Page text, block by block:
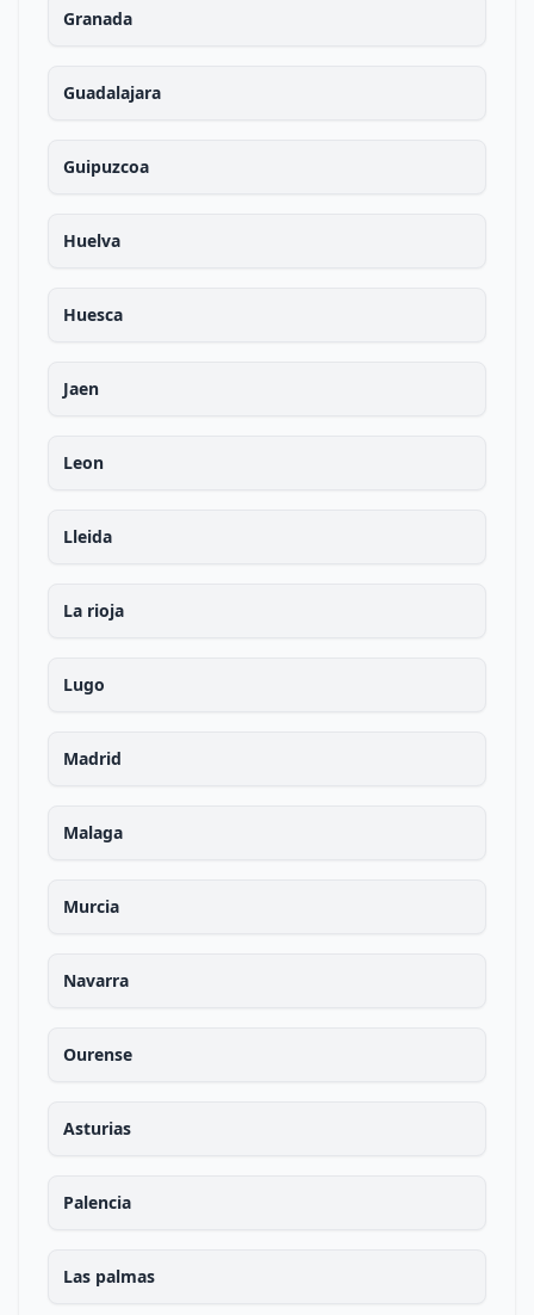
Granada
Guadalajara
Guipuzcoa
Huelva
Huesca
Jaen
Leon
Lleida
La rioja
Lugo
Madrid
Malaga
Murcia
Navarra
Ourense
Asturias
Palencia
Las palmas